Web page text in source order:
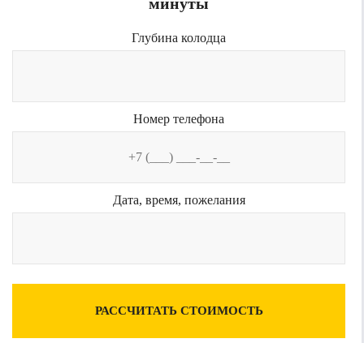
Глубина колодца
Номер телефона
Дата, время, пожелания
РАССЧИТАТЬ СТОИМОСТЬ